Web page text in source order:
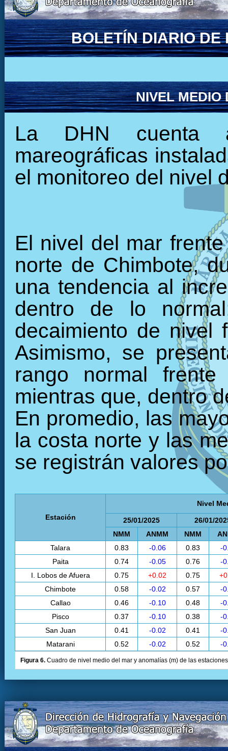
BOLETÍN DIARIO DE
NIVEL MEDIO
La DHN cuenta
mareográficas
el monitoreo del nivel
El nivel del mar
norte de Chimbote,
una tendencia al
dentro de lo
decaimiento de nivel
Asimismo, se
rango normal
mientras que, dentro
En promedio, las
la costa norte y las
se registrán valores
Estación
Nivel
25/01/2025
26/01/
NMM
ANMM NMM
Talara
0.83 -0.06 0.83
-
Paita
0.74 -0.05 0.76
-
I. Lobos de Afuera
0.75 +0.02 0.75
Chimbote
0.58 -0.02 0.57
-
Callao
0.46 -0.10 0.48
-
Pisco
0.37 -0.10 0.38
-
San Juan
0.41 -0.02 0.41
-
Matarani
0.52 -0.02 0.52 -
Figura 6. Cuadro de nivel medio del mar y anomalías (m) de las